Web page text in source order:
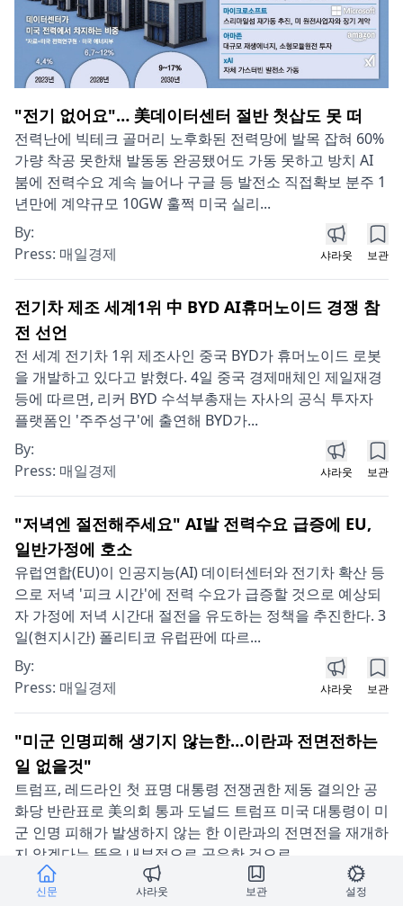
"전기 없어요"… 美데이터센터 절반 첫삽도 못 떠
전력난에 빅테크 골머리 노후화된 전력망에 발목 잡혀 60%
가량 착공 못한채 발동동 완공됐어도 가동 못하고 방치 AI
붐에 전력수요 계속 늘어나 구글 등 발전소 직접확보 분주 1
년만에 계약규모 10GW 훌쩍 미국 실리...
By:
Press: 매일경제 샤라웃 보관
전기차 제조 세계1위 中 BYD AI휴머노이드 경쟁 참
전 선언
전 세계 전기차 1위 제조사인 중국 BYD가 휴머노이드 로봇
을 개발하고 있다고 밝혔다. 4일 중국 경제매체인 제일재경
등에 따르면, 리커 BYD 수석부총재는 자사의 공식 투자자
플랫폼인 '주주성구'에 출연해 BYD가...
By:
Press: 매일경제 샤라웃 보관
"저녁엔 절전해주세요" AI발 전력수요 급증에 EU,
일반가정에 호소
유럽연합(EU)이 인공지능(AI) 데이터센터와 전기차 확산 등
으로 저녁 '피크 시간'에 전력 수요가 급증할 것으로 예상되
자 가정에 저녁 시간대 절전을 유도하는 정책을 추진한다. 3
일(현지시간) 폴리티코 유럽판에 따르...
By:
Press: 매일경제 샤라웃 보관
"미군 인명피해 생기지 않는한…이란과 전면전하는
일 없을것"
트럼프, 레드라인 첫 표명 대통령 전쟁권한 제동 결의안 공
화당 반란표로 美의회 통과 도널드 트럼프 미국 대통령이 미
군 인명 피해가 발생하지 않는 한 이란과의 전면전을 재개하
지 않겠다는 뜻을 내부적으로 공유한 것으로 ...
신문 샤라웃 보관 설정